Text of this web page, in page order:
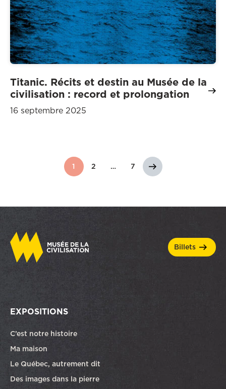
Titanic. Récits et destin au Musée de la
civilisation : record et prolongation
16 septembre 2025
1 2 … 7
billets
EXPOSITIONS
C’est notre histoire
Ma maison
Le Québec, autrement dit
Des images dans la pierre